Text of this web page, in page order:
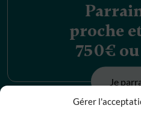
Gérer
proche
750€
Je